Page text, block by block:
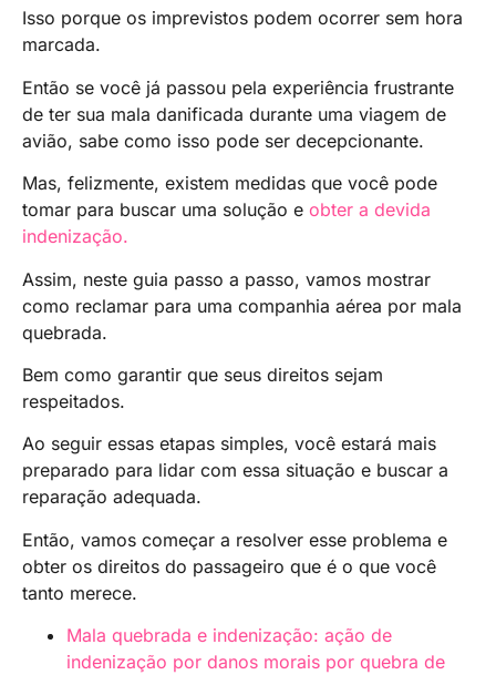
Isso porque os imprevistos podem ocorrer sem hora
marcada.
Então se você já passou pela experiência frustrante
de ter sua mala danificada durante uma viagem de
avião, sabe como isso pode ser decepcionante.
Mas, felizmente, existem medidas que você pode
tomar para buscar uma solução e obter a devida
indenização.
Assim, neste guia passo a passo, vamos mostrar
como reclamar para uma companhia aérea por mala
quebrada.
Bem como garantir que seus direitos sejam
respeitados.
Ao seguir essas etapas simples, você estará mais
preparado para lidar com essa situação e buscar a
reparação adequada.
Então, vamos começar a resolver esse problema e
obter os direitos do passageiro que é o que você
tanto merece.
Mala quebrada e indenização: ação de
indenização por danos morais por quebra de